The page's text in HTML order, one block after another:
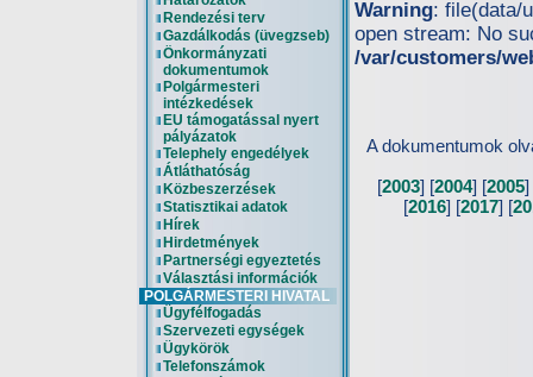
Rendezési terv
Gazdálkodás (üvegzseb)
Önkormányzati
dokumentumok
Polgármesteri
intézkedések
EU támogatással nyert
pályázatok
Telephely engedélyek
Átláthatóság
Közbeszerzések
Statisztikai adatok
Hírek
Hirdetmények
Partnerségi egyeztetés
Választási információk
POLGÁRMESTERI HIVATAL
Ügyfélfogadás
Szervezeti egységek
Ügykörök
Telefonszámok
Warning: file(data/
open stream: No
/var/customers/
A dokumentumok
[2003] [2004] [2005]
[2016] [2017] [